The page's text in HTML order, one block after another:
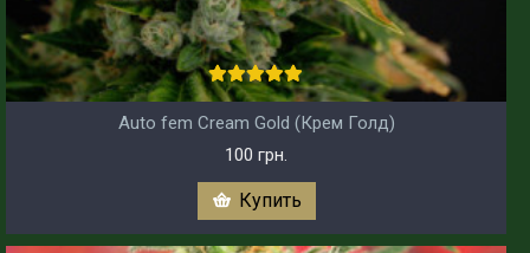
Auto fem Cream Gold (Крем Голд)
100 грн.
Купить